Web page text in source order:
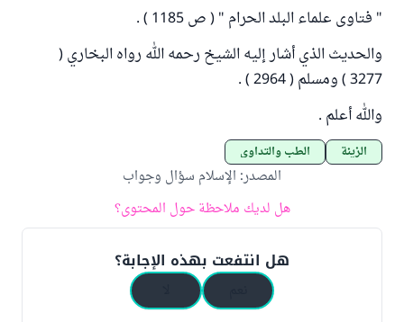
" فتاوى علماء البلد الحرام " ( ص 1185 ) .
والحديث الذي أشار إليه الشيخ رحمه الله رواه البخاري (
3277 ) ومسلم ( 2964 ) .
والله أعلم .
الزينة الطب والتداوي
المصدر: الإسلام سؤال وجواب
هل لديك ملاحظة حول المحتوى؟
هل انتفعت بهذه الإجابة؟